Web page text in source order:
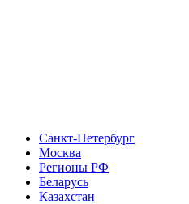
Санкт-Петербург
Москва
Регионы РФ
Беларусь
Казахстан